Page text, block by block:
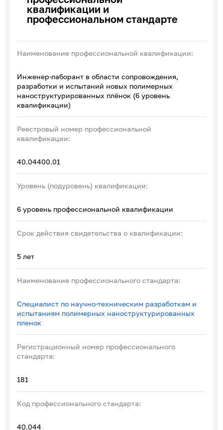
Эксперты по ПОА
Соглашения с отраслевыми СПК
квалификации и
профессиональном стандарте
Наименование профессиональной квалификации:
Инженер-лаборант в области сопровождения,
разработки и испытаний новых полимерных
наноструктурированных плёнок (6 уровень
квалификации)
Реестровый номер профессиональной
квалификации:
40.04400.01
Уровень (подуровень) квалификации:
6 уровень профессиональной квалификации
Срок действия свидетельства о квалификации:
5 лет
Наименование профессионального стандарта:
Специалист по научно-техническим разработкам и
испытаниям полимерных наноструктурированных
пленок
Регистрационный номер профессионального
стандарта:
181
Код профессионального стандарта:
40.044